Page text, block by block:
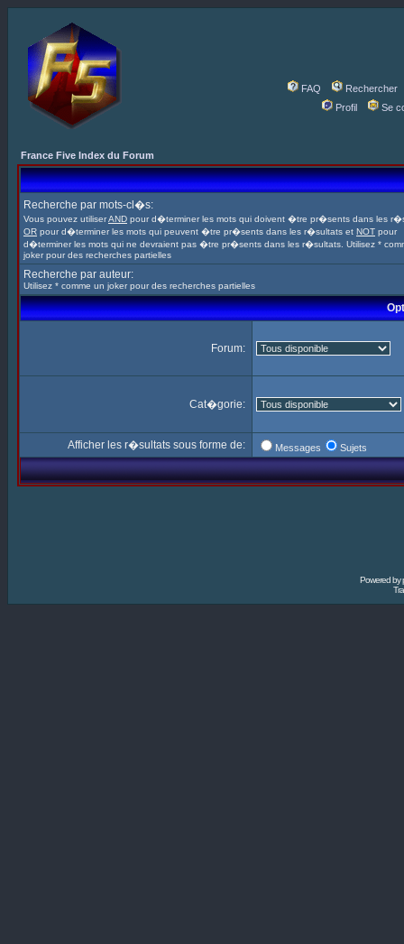
FAQ
Rechercher
Profil
Se
France Five Index du Forum
Recherche par mots-cl�s:
Vous pouvez utiliserAND pour d�terminer les mots qui doivent �tre pr�sents dans les
OR pour d�terminer les mots qui peuvent �tre pr�sents dans les r�sultats et NOT pour
d�terminer les mots qui ne devraient pas �tre pr�sents dans les r�sultats. Utilisez *
joker pour des recherches partielles
Recherche par auteur:
Utilisez * comme un joker pour des recherches partielles
Forum:
Cat�gorie:
Afficher les r�sultats sous forme de: Messages Sujets
Powered by